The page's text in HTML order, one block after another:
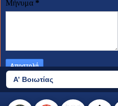
Μήνυμα *